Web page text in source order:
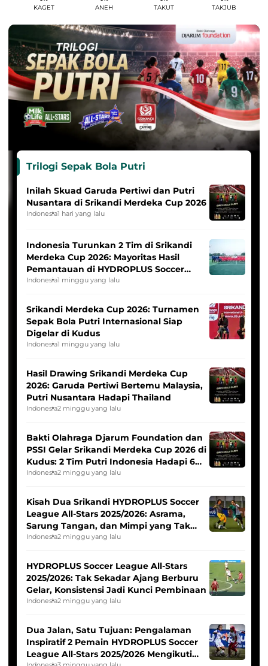
KAGET ANEH TAKUT TAKJUB
Trilogi Sepak Bola Putri
Inilah Skuad Garuda Pertiwi dan Putri
Nusantara di Srikandi Merdeka Cup 2026
Indonesia1 hari yang lalu
Indonesia Turunkan 2 Tim di Srikandi
Merdeka Cup 2026: Mayoritas Hasil
Pemantauan di HYDROPLUS Soccer
League
Indonesia1 minggu yang lalu
Srikandi Merdeka Cup 2026: Turnamen
Sepak Bola Putri Internasional Siap
Digelar di Kudus
Indonesia1 minggu yang lalu
Hasil Drawing Srikandi Merdeka Cup
2026: Garuda Pertiwi Bertemu Malaysia,
Putri Nusantara Hadapi Thailand
Indonesia2 minggu yang lalu
Bakti Olahraga Djarum Foundation dan
PSSI Gelar Srikandi Merdeka Cup 2026 di
Kudus: 2 Tim Putri Indonesia Hadapi 6
Tim Asia
Indonesia2 minggu yang lalu
Kisah Dua Srikandi HYDROPLUS Soccer
League All-Stars 2025/2026: Asrama,
Sarung Tangan, dan Mimpi yang Tak
Pernah Padam
Indonesia2 minggu yang lalu
HYDROPLUS Soccer League All-Stars
2025/2026: Tak Sekadar Ajang Berburu
Gelar, Konsistensi Jadi Kunci Pembinaan
Indonesia2 minggu yang lalu
Dua Jalan, Satu Tujuan: Pengalaman
Inspiratif 2 Pemain HYDROPLUS Soccer
League All-Stars 2025/2026 Mengikuti